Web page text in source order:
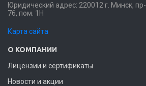
Юридический адрес: 220012 г. Минск,
76, пом. 1Н
Карта сайта
О КОМПАНИИ
Лицензии и сертификаты
Новости и акции